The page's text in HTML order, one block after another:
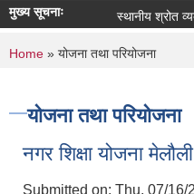
मुख्य सूचनाः स्थानीय श्रोत
You are here
Home » योजना तथा परियोजना
योजना तथा परियोजना
नगर शिक्षा योजना
Submitted on: Thu, 07/16/